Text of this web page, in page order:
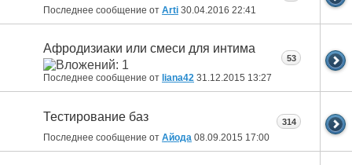
Последнее сообщение от Arti 30.04.2016 22:41
Афродизиаки или смеси для интима
Последнее сообщение от liana42 31.12.2015 13:27
53
Тестирование баз
Последнее сообщение от Айода 08.09.2015 17:00
314